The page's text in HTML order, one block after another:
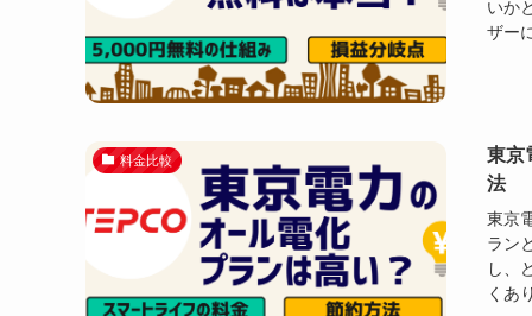
いか
ザー
料金比較
東京
法
東京
ラン
し、
くあ